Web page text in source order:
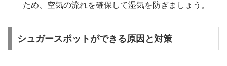
ため、空気の流れを確保して湿気を防ぎましょう。
シュガースポットができる原因と対策